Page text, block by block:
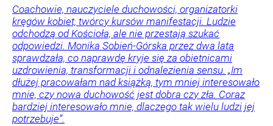
Coachowie, nauczyciele duchowości, organizatorki
kręgów kobiet, twórcy kursów manifestacji. Ludzie
odchodzą od Kościoła, ale nie przestają szukać
odpowiedzi. Monika Sobień-Górska przez dwa lata
sprawdzała, co naprawdę kryje się za obietnicami
uzdrowienia, transformacji i odnalezienia sensu. „Im
dłużej pracowałam nad książką, tym mniej interesowało
mnie, czy nowa duchowość jest dobra czy zła. Coraz
bardziej interesowało mnie, dlaczego tak wielu ludzi jej
potrzebuje”.